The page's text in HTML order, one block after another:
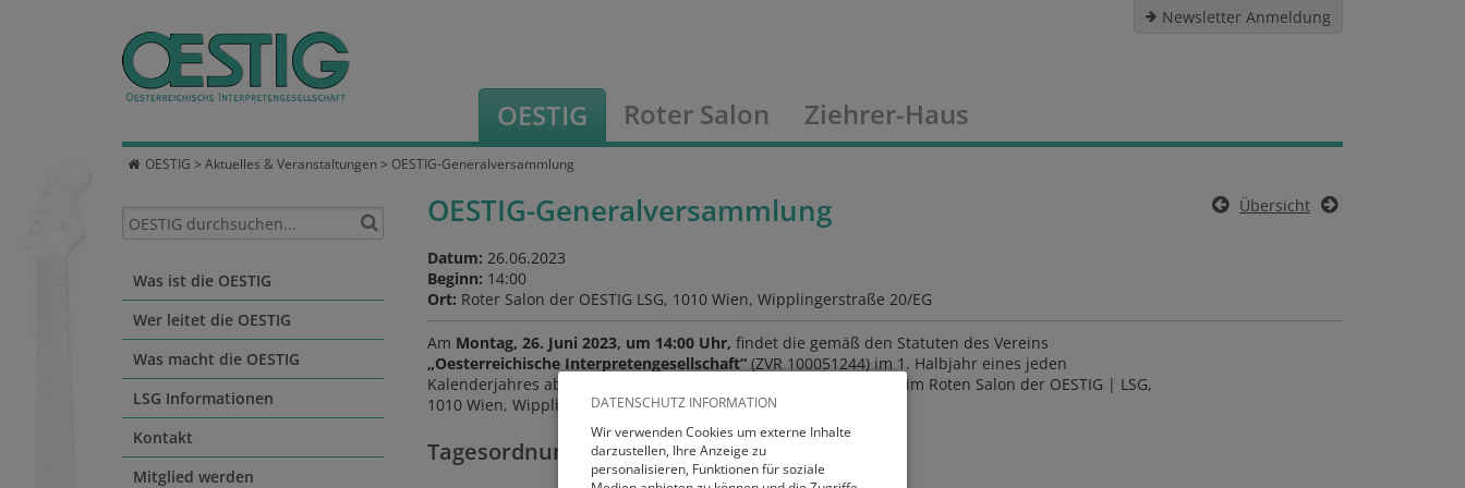
DATENSCHUTZ INFORMATION
Wir verwenden Cookies um externe Inhalte
darzustellen, Ihre Anzeige zu
personalisieren, Funktionen für soziale
Newsletter Anmeldung
OESTIG Roter Salon Ziehrer-Haus
OESTIG > Aktuelles & Veranstaltungen> OESTIG-Generalversammlung
Was ist die OESTIG
Wer leitet die OESTIG
Was macht die OESTIG
LSG Informationen
Kontakt
Mitglied werden
Übersicht
OESTIG-Generalversammlung
Datum: 26.06.2023
Beginn: 14:00
Ort: Roter Salon der OESTIG LSG, 1010 Wien, Wipplingerstraße 20/EG
Am Montag, 26. Juni 2023, um 14:00 Uhr, findet die gemäß den Statuten des Vereins
„Oesterreichische Interpretengesellschaft“ (ZVR 100051244) im 1. Halbjahr eines jeden
Kalenderjahres abzuhaltende
im Roten Salon der OESTIG | LSG,
1010 Wien, Wipplingerstraße 20/EG, statt.
Tagesordnung: